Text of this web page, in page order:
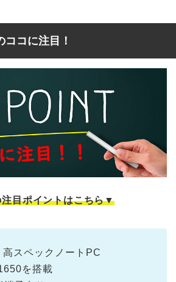
コに注目！
目ポイントはこちら▼
スペックノートPC
を搭載